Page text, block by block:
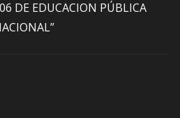
DE EDUCACION PÚBLICA